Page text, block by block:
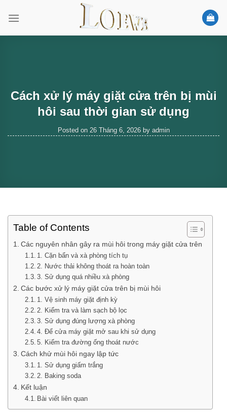
Cách xử lý máy giặt cửa trên bị mùi
hôi sau thời gian sử dụng
Posted on 26 Tháng 6, 2026by admin
Table of Contents
Các nguyên nhân gây ra mùi hôi trong máy giặt cửa trên
1. Cặn bẩn và xà phòng tích tụ
2. Nước thải không thoát ra hoàn toàn
3. Sử dụng quá nhiều xà phòng
Các bước xử lý máy giặt cửa trên bị mùi hôi
1. Vệ sinh máy giặt định kỳ
2. Kiểm tra và làm sạch bộ lọc
3. Sử dụng đúng lượng xà phòng
4. Để cửa máy giặt mở sau khi sử dụng
5. Kiểm tra đường ống thoát nước
Cách khử mùi hôi ngay lập tức
1. Sử dụng giấm trắng
2. Baking soda
Kết luận
Bài viết liên quan